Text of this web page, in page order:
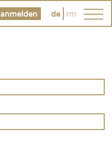
anmelden de rm